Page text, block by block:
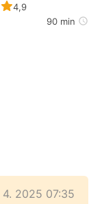
Recept ještě nebyl
4,9
90 min
4. 2025 07:35